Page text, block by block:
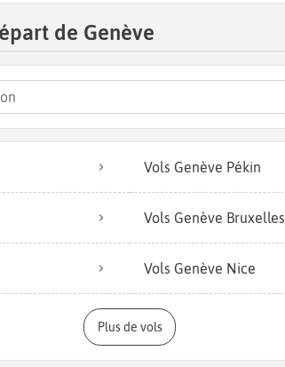
de Genève
Vols Genève Pékin
Vols Genève Bruxelles
Vols Genève Nice
Plus de vols